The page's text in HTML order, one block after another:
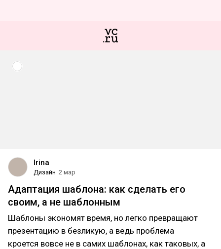
Irina
Дизайн 2 мар
Адаптация шаблона: как сделать его
своим, а не шаблонным
Шаблоны экономят время, но легко превращают
презентацию в безликую, а ведь проблема
кроется вовсе не в самих шаблонах, как таковых, а